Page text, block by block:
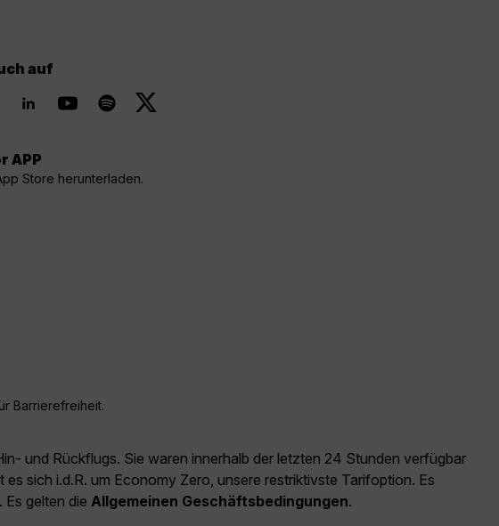
auf
APP
Store herunterladen.
Barrierefreiheit.
und Rückflugs. Sie waren innerhalb der letzten 24 Stunden verfügbar
es sich i.d.R. um Economy Zero, unsere restriktivste Tarifoption. Es
gelten die Allgemeinen Geschäftsbedingungen.